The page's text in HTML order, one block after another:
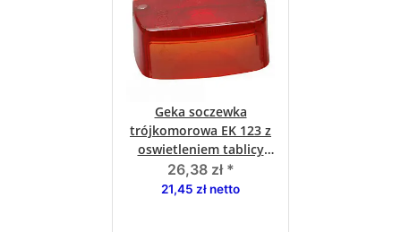
Geka soczewka
trójkomorowa EK 123 z
oswietleniem tablicy
rejestracyjnej
26,38 zł *
21,45 zł netto